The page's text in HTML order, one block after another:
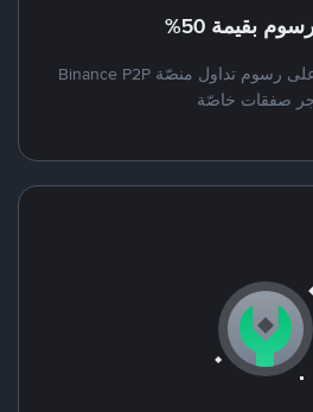
بقيمة 50%
احصل على خصم 50% على رسوم تداول منصّة Binance P2P
صفقات خاصّة